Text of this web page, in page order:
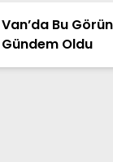
Van’da Bu
Gündem Oldu